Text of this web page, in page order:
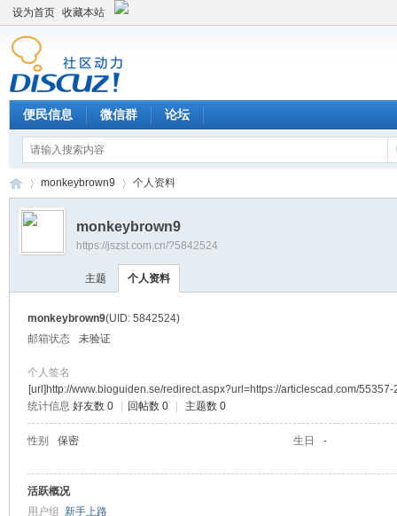
设为首页 收藏本站
便民信息 微信群 论坛
›
monkeybrown9 个人资料
monkeybrown9
https://jszst.com.cn/?5842524
主题 个人资料
monkeybrown9(UID: 5842524)
邮箱状态
未验证
个人签名
[url]http://www.bioguiden.se/redirect.aspx?url=https://articlescad.com/55357-
统计信息 好友数 0 回帖数 0 主题数 0
性别 保密 生日 -
活跃概况
用户组 新手上路